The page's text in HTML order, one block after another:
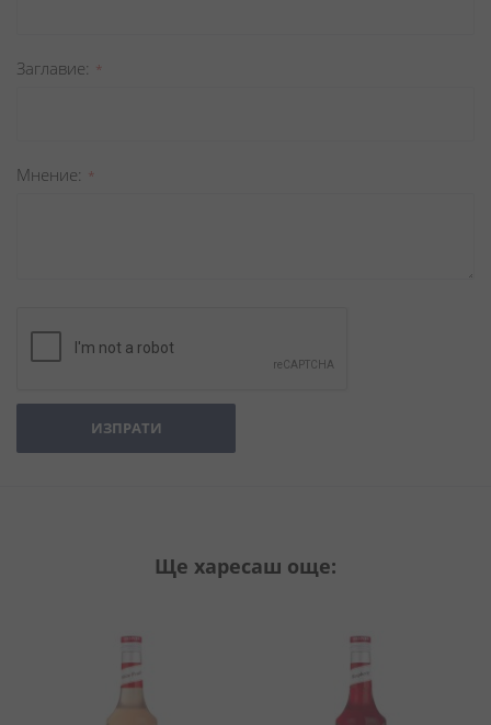
Заглавиe
Мнение
ИЗПРАТИ
Ще харесаш още: